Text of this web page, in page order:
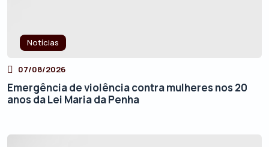
Notícias
07/08/2026
Emergência de violência contra mulheres nos 20
anos da Lei Maria da Penha